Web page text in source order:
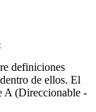
definiciones
de ellos. El
A (Direccionable -